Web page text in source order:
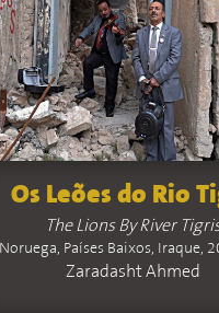
Os Leões do Rio
The Lions By River
Noruega, Países Baixos, Iraque,
Zaradasht Ahmed